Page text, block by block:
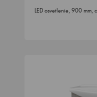
LED osvetlenie, 900